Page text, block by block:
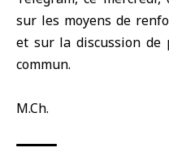
sur les moyens de
et sur la discussion de
commun.
M.Ch.